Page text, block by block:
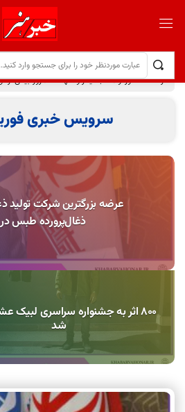
سرویس خبری فوریه 1,
عرضه بزرگترین شرکت
ذغال‌پرورده طبس
۸۰۰ اثر به جشنواره سراسری لبیک
شد